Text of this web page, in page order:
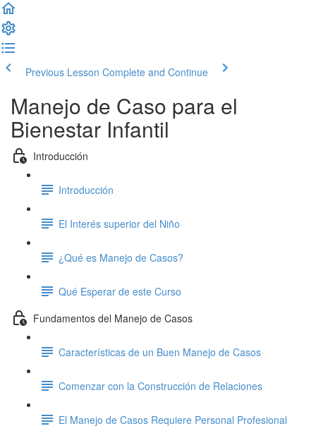
Previous Lesson Complete and Continue
Manejo de Caso para el
Bienestar Infantil
Introducción
Introducción
El Interés superior del Niño
¿Qué es Manejo de Casos?
Qué Esperar de este Curso
Fundamentos del Manejo de Casos
Características de un Buen Manejo de Casos
Comenzar con la Construcción de Relaciones
El Manejo de Casos Requiere Personal Profesional